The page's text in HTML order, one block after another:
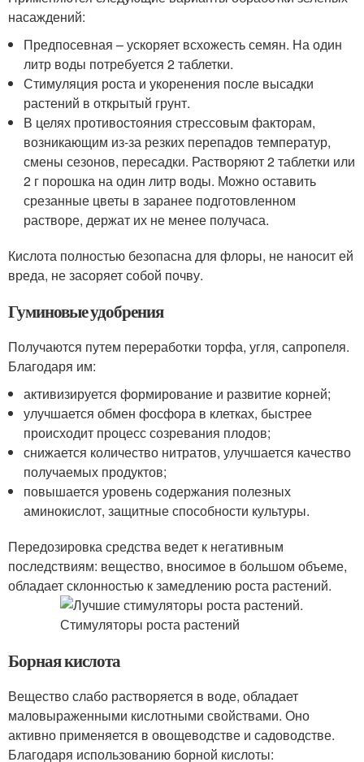
насаждений:
Предпосевная – ускоряет всхожесть семян. На один
литр воды потребуется 2 таблетки.
Стимуляция роста и укоренения после высадки
растений в открытый грунт.
В целях противостояния стрессовым факторам,
возникающим из-за резких перепадов температур,
смены сезонов, пересадки. Растворяют 2 таблетки или
2 г порошка на один литр воды. Можно оставить
срезанные цветы в заранее подготовленном
растворе, держат их не менее получаса.
Кислота полностью безопасна для флоры, не наносит ей
вреда, не засоряет собой почву.
Гуминовые удобрения
Получаются путем переработки торфа, угля, сапропеля.
Благодаря им:
активизируется формирование и развитие корней;
улучшается обмен фосфора в клетках, быстрее
происходит процесс созревания плодов;
снижается количество нитратов, улучшается качество
получаемых продуктов;
повышается уровень содержания полезных
аминокислот, защитные способности культуры.
Передозировка средства ведет к негативным
последствиям: вещество, вносимое в большом объеме,
обладает склонностью к замедлению роста растений.
Борная кислота
Вещество слабо растворяется в воде, обладает
маловыраженными кислотными свойствами. Оно
активно применяется в овощеводстве и садоводстве.
Благодаря использованию борной кислоты: